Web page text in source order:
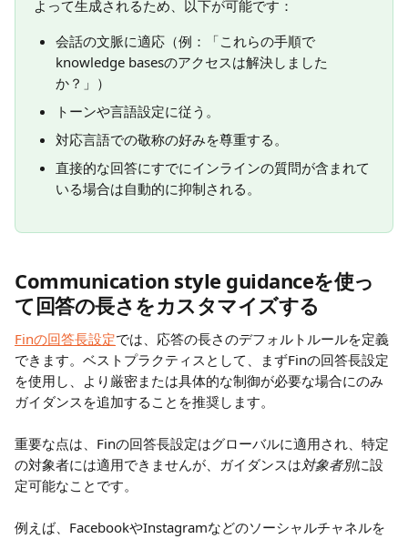
よって生成されるため、以下が可能です：
会話の文脈に適応（例：「これらの手順で
knowledge basesのアクセスは解決しました
か？」）
トーンや言語設定に従う。
対応言語での敬称の好みを尊重する。
直接的な回答にすでにインラインの質問が含まれて
いる場合は自動的に抑制される。
Communication style guidanceを使っ
て回答の長さをカスタマイズする
Finの回答長設定では、応答の長さのデフォルトルールを定義
できます。ベストプラクティスとして、まずFinの回答長設定
を使用し、より厳密または具体的な制御が必要な場合にのみ
ガイダンスを追加することを推奨します。
重要な点は、Finの回答長設定はグローバルに適用され、特定
の対象者には適用できませんが、ガイダンスは対象者別に設
定可能なことです。
例えば、FacebookやInstagramなどのソーシャルチャネルを